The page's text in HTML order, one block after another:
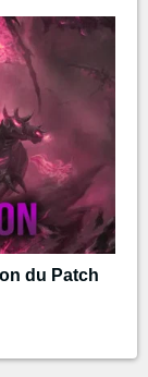
du Patch